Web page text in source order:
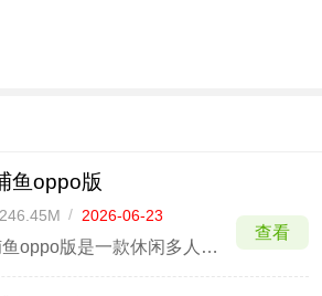
鱼oppo版
246.45M / 2026-06-23
波克捕鱼oppo版是一款休闲多人捕鱼手游，该版本为oppo渠道服版本，玩家使用oppo账号就能一键登录，上线就能领取渠道服专属礼包，内含海量金币、技能道具等，让玩家轻松升级炮塔，捕捉鱼类BOSS。
查看